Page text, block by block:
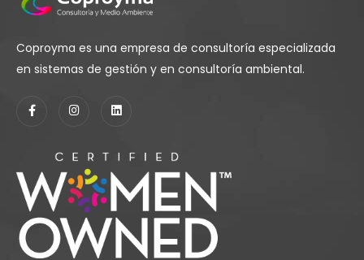
Coproyma es una empresa de consultoría especializada
en sistemas de gestión y en consultoría ambiental.